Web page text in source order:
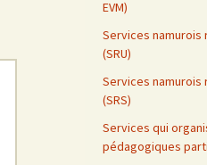
EVM)
Services namurois
(SRU)
Services
(SRS)
Services qui
pédagogiques